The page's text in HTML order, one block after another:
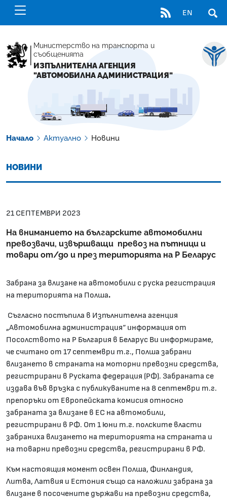
RSS EN
Министерство на транспорта и
съобщенията
ИЗПЪЛНИТЕЛНА АГЕНЦИЯ
"АВТОМОБИЛНА АДМИНИСТРАЦИЯ"
Начало Актуално Новини
НОВИНИ
21 СЕПТЕМВРИ 2023
На вниманието на българските автомобилни
превозвачи, извършващи превоз на пътници и
товари от/до и през територията на Р Беларус
Забрана за влизане на автомобили с руска регистрация
на територията на Полша.
Съгласно постъпила в Изпълнителна агенция
„Автомобилна администрация“ информация от
Посолството на Р България в Беларус Ви информираме,
че считано от 17 септември т.г., Полша забрани
влизането в страната на моторни превозни средства,
регистрирани в Руската федерация (PФ). Забраната се
издава във връзка с публикуваните на 8 септември т.г.
препоръки от Европейската комисия относно
забраната за влизане в ЕС на автомобили,
регистрирани в РФ. Oт 1 юни т.г. полските власти
забраниха влизането на територията на страната и
на товарни превозни средства, регистрирани в РФ.
Към настоящия момент освен Полша, Финландия,
Литва, Латвия и Естония също са наложили забрана за
влизане в посочените държави на превозни средства,